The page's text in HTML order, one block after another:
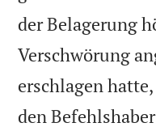
der Belagerung
Verschwörung
erschlagen
den